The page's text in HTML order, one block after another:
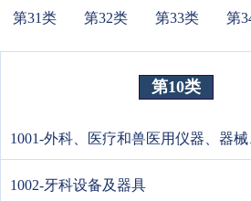
第31类
第32类 第33类 第
第10类
1001-外科、医疗和兽医用仪器、器
1002-牙科设备及器具